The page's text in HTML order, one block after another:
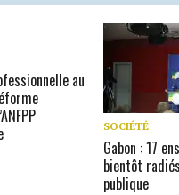
au
SOCIÉTÉ
Gabon : 17
bientôt
publique